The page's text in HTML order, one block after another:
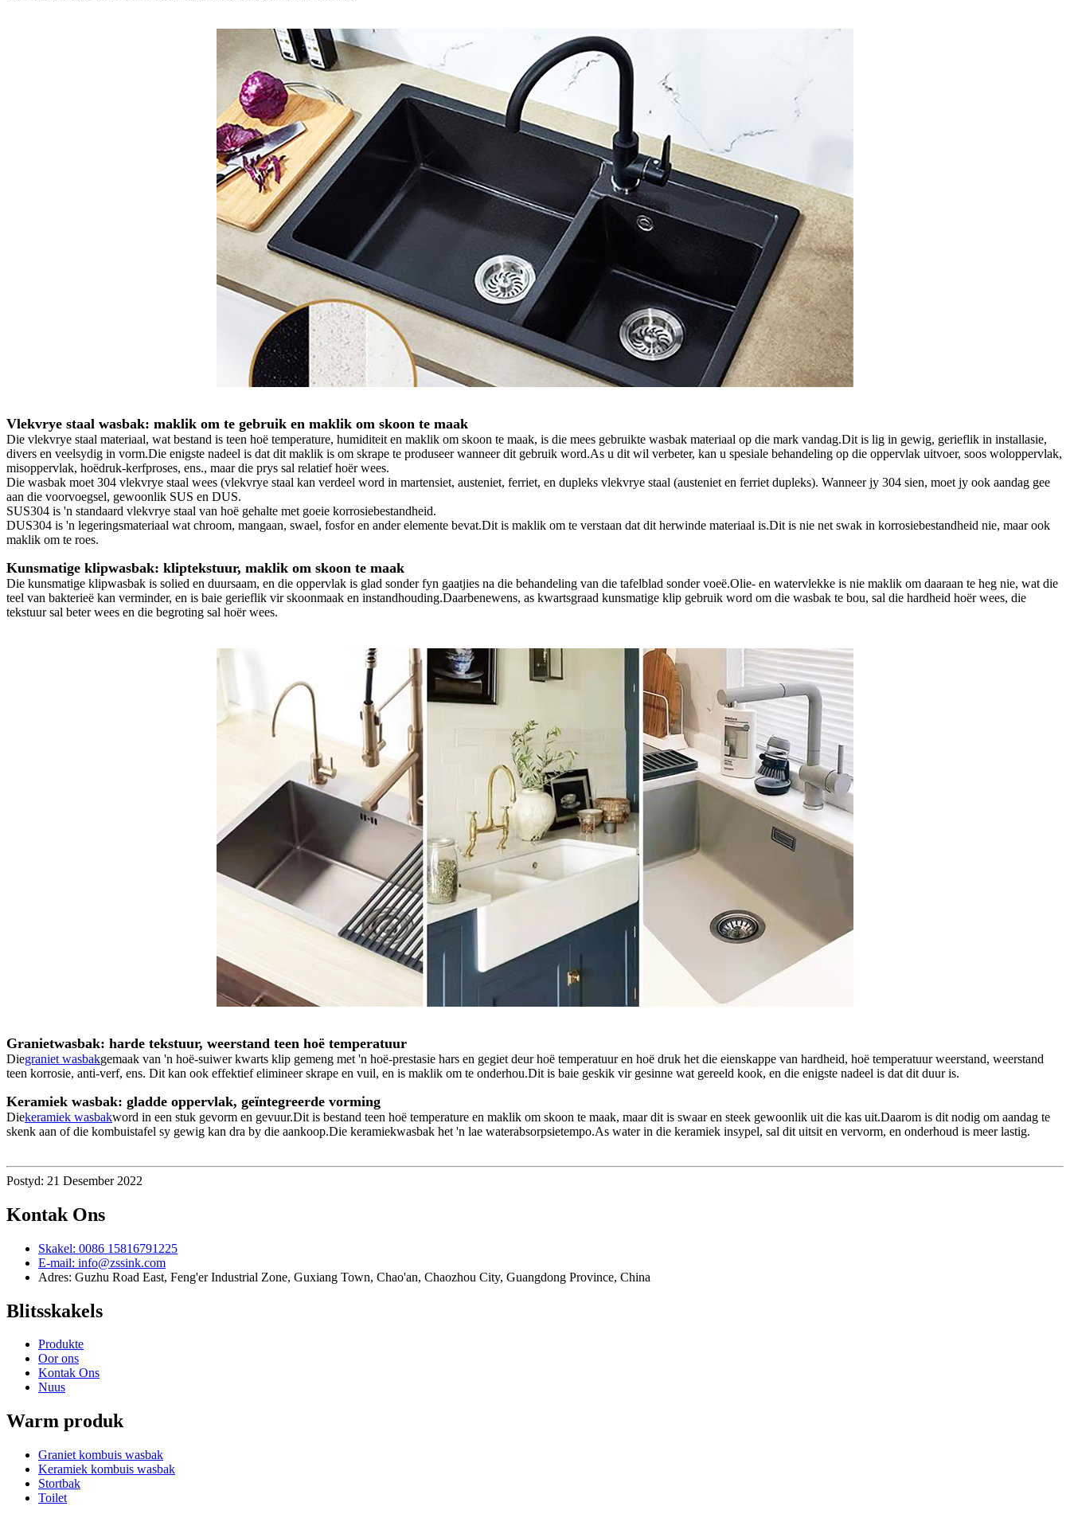
Vlekvrye staal wasbak: maklik om te gebruik en maklik om skoon te maak
Die vlekvrye staal materiaal, wat bestand is teen hoë temperature, humiditeit en maklik om skoon te maak, is die mees gebruikte wasbak materiaal op die mark vandag.Dit is lig in gewig, gerieflik in installasie,
divers en veelsydig in vorm.Die enigste nadeel is dat dit maklik is om skrape te produseer wanneer dit gebruik word.As u dit wil verbeter, kan u spesiale behandeling op die oppervlak uitvoer, soos woloppervlak,
misoppervlak, hoëdruk-kerfproses, ens., maar die prys sal relatief hoër wees.
Die wasbak moet 304 vlekvrye staal wees (vlekvrye staal kan verdeel word in martensiet, austeniet, ferriet, en dupleks vlekvrye staal (austeniet en ferriet dupleks). Wanneer jy 304 sien, moet jy ook aandag gee
aan die voorvoegsel, gewoonlik SUS en DUS.
SUS304 is 'n standaard vlekvrye staal van hoë gehalte met goeie korrosiebestandheid.
DUS304 is 'n legeringsmateriaal wat chroom, mangaan, swael, fosfor en ander elemente bevat.Dit is maklik om te verstaan ​​dat dit herwinde materiaal is.Dit is nie net swak in korrosiebestandheid nie, maar ook
maklik om te roes.
Kunsmatige klipwasbak: kliptekstuur, maklik om skoon te maak
Die kunsmatige klipwasbak is solied en duursaam, en die oppervlak is glad sonder fyn gaatjies na die behandeling van die tafelblad sonder voeë.Olie- en watervlekke is nie maklik om daaraan te heg nie, wat die
teel van bakterieë kan verminder, en is baie gerieflik vir skoonmaak en instandhouding.Daarbenewens, as kwartsgraad kunsmatige klip gebruik word om die wasbak te bou, sal die hardheid hoër wees, die
tekstuur sal beter wees en die begroting sal hoër wees.
Granietwasbak: harde tekstuur, weerstand teen hoë temperatuur
Diegraniet wasbakgemaak van 'n hoë-suiwer kwarts klip gemeng met 'n hoë-prestasie hars en gegiet deur hoë temperatuur en hoë druk het die eienskappe van hardheid, hoë temperatuur weerstand, weerstand
teen korrosie, anti-verf, ens. Dit kan ook effektief elimineer skrape en vuil, en is maklik om te onderhou.Dit is baie geskik vir gesinne wat gereeld kook, en die enigste nadeel is dat dit duur is.
Keramiek wasbak: gladde oppervlak, geïntegreerde vorming
Diekeramiek wasbakword in een stuk gevorm en gevuur.Dit is bestand teen hoë temperature en maklik om skoon te maak, maar dit is swaar en steek gewoonlik uit die kas uit.Daarom is dit nodig om aandag te
skenk aan of die kombuistafel sy gewig kan dra by die aankoop.Die keramiekwasbak het 'n lae waterabsorpsietempo.As water in die keramiek insypel, sal dit uitsit en vervorm, en onderhoud is meer lastig.
Postyd: 21 Desember 2022
Kontak Ons
Skakel: 0086 15816791225
E-mail: info@zssink.com
Adres: Guzhu Road East, Feng'er Industrial Zone, Guxiang Town, Chao'an, Chaozhou City, Guangdong Province, China
Blitsskakels
Produkte
Oor ons
Kontak Ons
Nuus
Warm produk
Graniet kombuis wasbak
Keramiek kombuis wasbak
Stortbak
Toilet